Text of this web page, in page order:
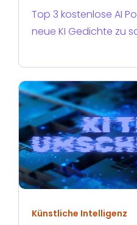
Top 3 kostenlose AI
neue KI Gedichte zu
Künstliche Intelligenz